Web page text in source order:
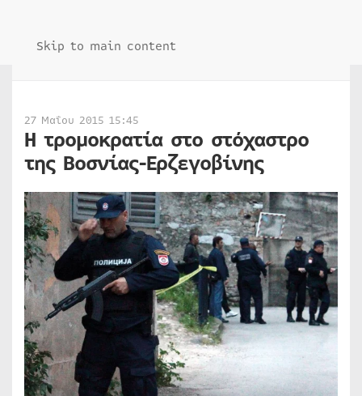
Skip to main content
27 Μαΐου 2015 15:45
Η τρομοκρατία στο στόχαστρο
της Βοσνίας-Ερζεγοβίνης